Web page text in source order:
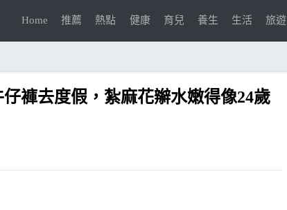
Home 推薦 熱點 健康 育兒 養生 生活 旅遊
褲去度假，紮麻花辮水嫩得像24歲